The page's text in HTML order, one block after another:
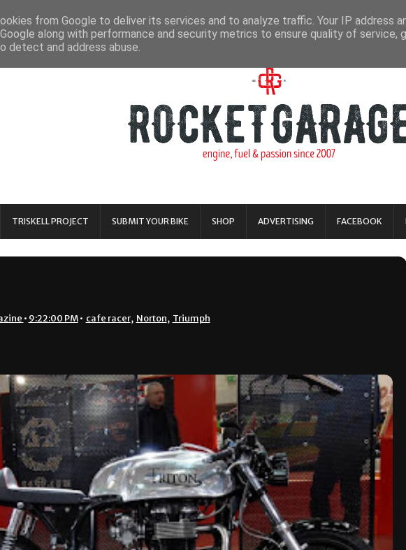
TRISKELL PROJECT SUBMIT YOUR BIKE SHOP ADVERTISING FACEBOOK
• 9:22:00 PM • cafe racer, Norton, Triumph
from Google to deliver its services and to analyze traffic. Your IP address
along with performance and security metrics to ensure quality of service,
detect and address abuse.